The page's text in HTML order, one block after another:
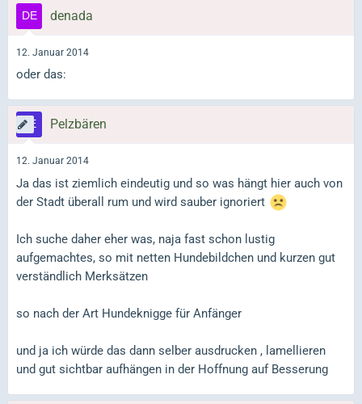
denada
12. Januar 2014
oder das:
Pelzbären
12. Januar 2014
Ja das ist ziemlich eindeutig und so was hängt hier auch von
der Stadt überall rum und wird sauber ignoriert
Ich suche daher eher was, naja fast schon lustig
aufgemachtes, so mit netten Hundebildchen und kurzen gut
verständlich Merksätzen
so nach der Art Hundeknigge für Anfänger
und ja ich würde das dann selber ausdrucken , lamellieren
und gut sichtbar aufhängen in der Hoffnung auf Besserung